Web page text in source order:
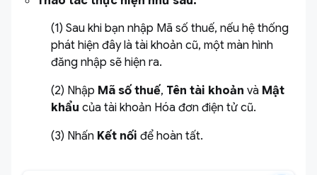
(1) Sau khi bạn nhập Mã số thuế, nếu hệ thống
phát hiện đây là tài khoản cũ, một màn hình
đăng nhập sẽ hiện ra.
(2) Nhập Mã số thuế, Tên tài khoản và Mật
khẩu của tài khoản Hóa đơn điện tử cũ.
(3) Nhấn Kết nối để hoàn tất.